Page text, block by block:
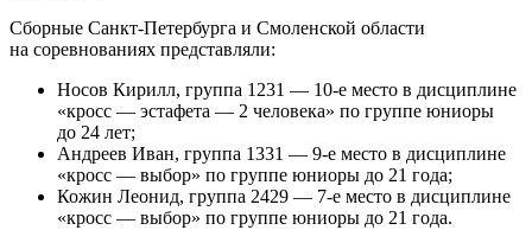
Сборные Санкт-Петербурга и Смоленской области
на соревнованиях представляли:
Носов Кирилл, группа 1231 — 10-е место в дисциплине
«кросс — эстафета — 2 человека» по группе юниоры
до 24 лет;
Андреев Иван, группа 1331 — 9-е место в дисциплине
«кросс — выбор» по группе юниоры до 21 года;
Кожин Леонид, группа 2429 — 7-е место в дисциплине
«кросс — выбор» по группе юниоры до 21 года.